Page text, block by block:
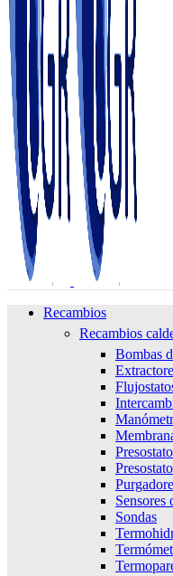
Recambios
Recambios
Bombas
Sensores
Sondas